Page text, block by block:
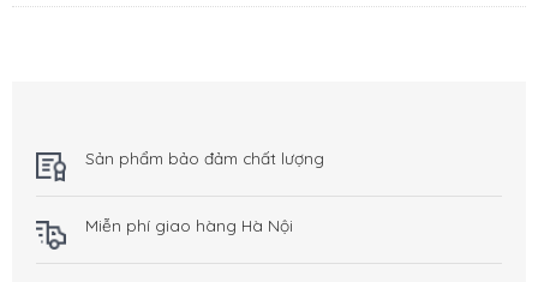
Sản phẩm bảo đảm chất lượng
Miễn phí giao hàng Hà Nội